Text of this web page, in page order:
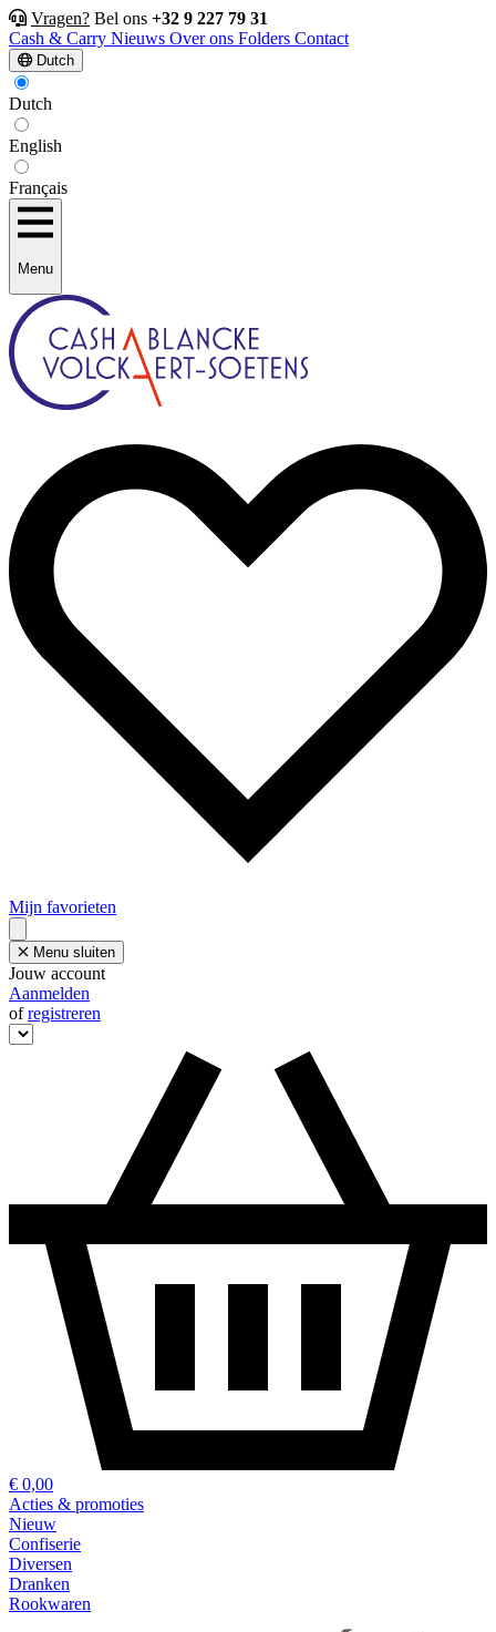
Vragen? Bel ons +32 9 227 79 31
Cash & Carry Nieuws Over ons Folders Contact
Dutch
Dutch
English
Français
Menu
Mijn favorieten
Menu sluiten
Jouw account
Aanmelden
ofregistreren
€ 0,00
Acties & promoties
Nieuw
Confiserie
Diversen
Dranken
Rookwaren